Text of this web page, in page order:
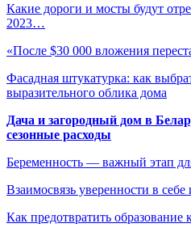
Какие дороги и мосты будут
2023…
«После $30 000 вложения
Фасадная штукатурка: как
выразительного облика дома
Дача и загородный дом в
сезонные расходы
Беременность — важный этап
Взаимосвязь уверенности в
Как предотвратить